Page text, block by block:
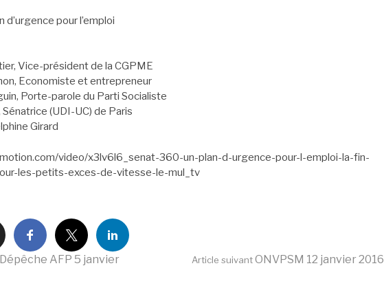
d’urgence pour l’emploi
Vice-président de la CGPME
Economiste et entrepreneur
Porte-parole du Parti Socialiste
Sénatrice (UDI-UC) de Paris
Girard
video/x3lv6l6_senat-360-un-plan-d-urgence-pour-l-emploi-la-fin-
les-petits-exces-de-vitesse-le-mul_tv
Dépêche AFP 5 janvier
Article suivantONVPSM 12 janvier 2016